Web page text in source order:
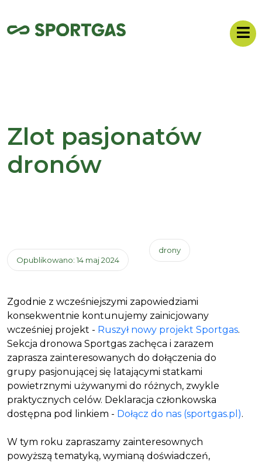
Zlot pasjonatów
dronów
Opublikowano: 14 maj 2024
drony
Zgodnie z wcześniejszymi zapowiedziami
konsekwentnie kontunujemy zainicjowany
wcześniej projekt - Ruszył nowy projekt Sportgas.
Sekcja dronowa Sportgas zachęca i zarazem
zaprasza zainteresowanych do dołączenia do
grupy pasjonującej się latającymi statkami
powietrznymi używanymi do różnych, zwykle
praktycznych celów. Deklaracja członkowska
dostępna pod linkiem - Dołącz do nas (sportgas.pl).
W tym roku zapraszamy zainteresownych
powyższą tematyką, wymianą doświadczeń,